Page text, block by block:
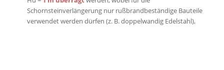
Schornsteinverlängerung nur rußbrandbeständige Bauteile
verwendet werden dürfen (z. B. doppelwandig Edelstahl),